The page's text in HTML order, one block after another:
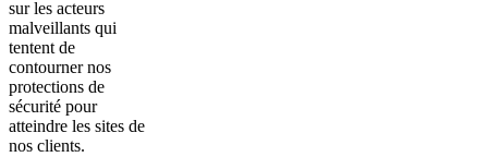
sur les acteurs
malveillants qui
tentent de
contourner nos
protections de
sécurité pour
atteindre les sites de
nos clients.